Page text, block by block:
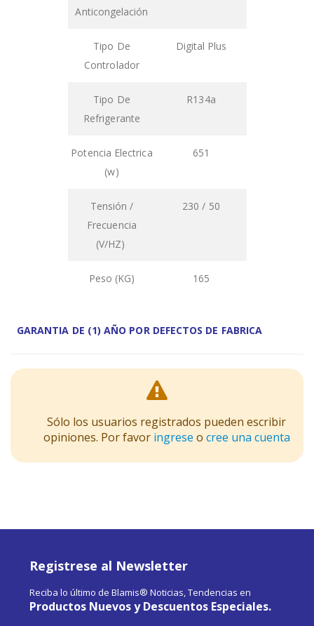
Anticongelación
Tipo De
Controlador
Digital Plus
Tipo De
Refrigerante
R134a
Potencia Electrica
(w)
651
Tensión /
Frecuencia
(V/HZ)
230 / 50
Peso (KG) 165
GARANTIA DE (1) AÑO POR DEFECTOS DE FABRICA
Sólo los usuarios registrados pueden escribir
opiniones. Por favor ingrese o cree una cuenta
Registrese al Newsletter
Reciba lo último de Blamis® Noticias, Tendencias en
Productos Nuevos y Descuentos Especiales.